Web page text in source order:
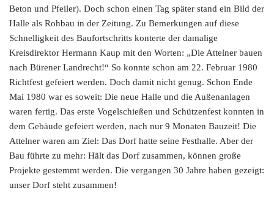
Beton und Pfeiler). Doch schon einen Tag später stand ein Bild der
Halle als Rohbau in der Zeitung. Zu Bemerkungen auf diese
Schnelligkeit des Baufortschritts konterte der damalige
Kreisdirektor Hermann Kaup mit den Worten: „Die Attelner bauen
nach Bürener Landrecht!“ So konnte schon am 22. Februar 1980
Richtfest gefeiert werden. Doch damit nicht genug. Schon Ende
Mai 1980 war es soweit: Die neue Halle und die Außenanlagen
waren fertig. Das erste Vogelschießen und Schützenfest konnten in
dem Gebäude gefeiert werden, nach nur 9 Monaten Bauzeit! Die
Attelner waren am Ziel: Das Dorf hatte seine Festhalle. Aber der
Bau führte zu mehr: Hält das Dorf zusammen, können große
Projekte gestemmt werden. Die vergangen 30 Jahre haben gezeigt:
unser Dorf steht zusammen!